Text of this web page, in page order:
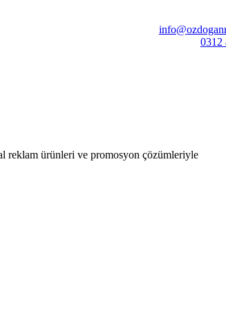
0312
reklam ürünleri ve promosyon çözümleriyle